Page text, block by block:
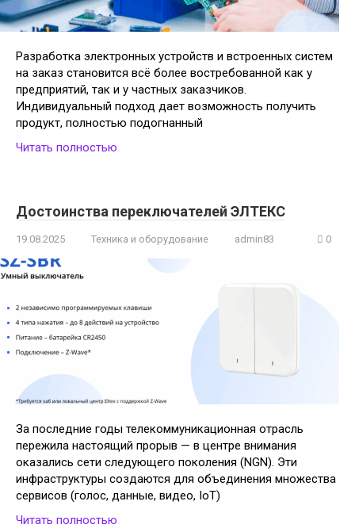
Разработка электронных устройств и встроенных систем
на заказ становится всё более востребованной как у
предприятий, так и у частных заказчиков.
Индивидуальный подход дает возможность получить
продукт, полностью подогнанный
Читать полностью
Достоинства переключателей ЭЛТЕКС
19.08.2025 Техника и оборудование admin83 0
За последние годы телекоммуникационная отрасль
пережила настоящий прорыв — в центре внимания
оказались сети следующего поколения (NGN). Эти
инфраструктуры создаются для объединения множества
сервисов (голос, данные, видео, IoT)
Читать полностью